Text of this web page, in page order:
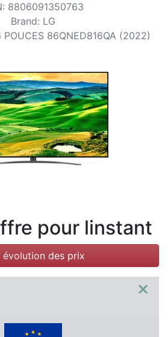
: 8806091350763
Brand: LG
POUCES 86QNED816QA (2022)
pour linstant
évolution des prix
×